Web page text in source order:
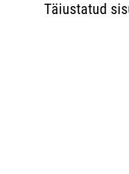
Täiustatud